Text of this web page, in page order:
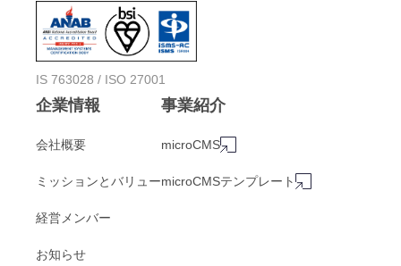
IS 763028 / ISO 27001
企業情報
会社概要
ミッションとバリュー
経営メンバー
お知らせ
事業紹介
microCMS
microCMSテンプレート